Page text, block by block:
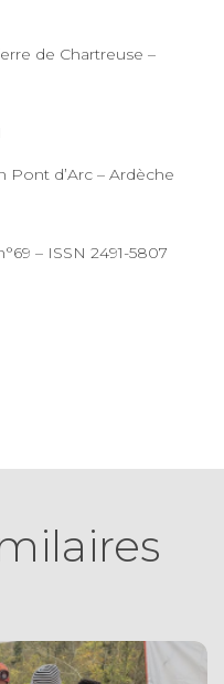
de Chartreuse –
Pont d’Arc – Ardèche
– ISSN 2491-5807